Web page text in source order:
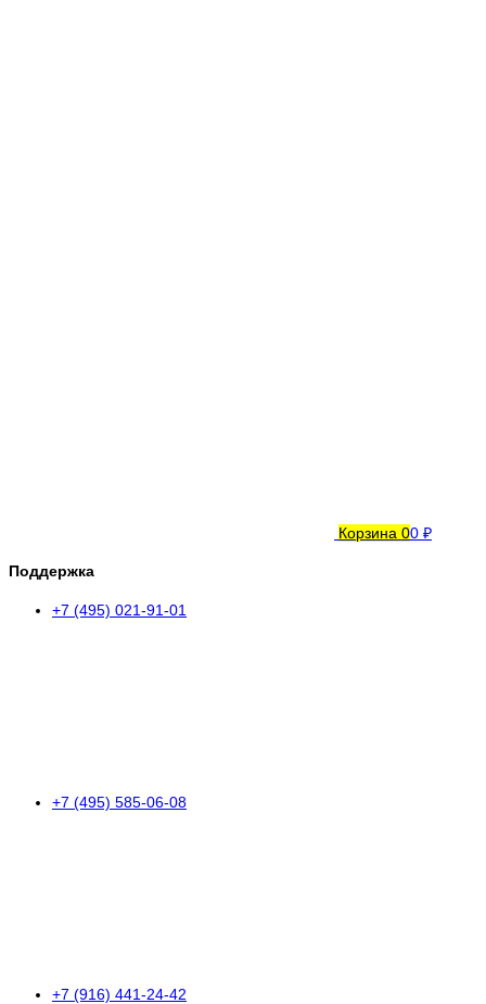
Корзина 00 ₽
Поддержка
+7 (495) 021-91-01
+7 (495) 585-06-08
+7 (916) 441-24-42